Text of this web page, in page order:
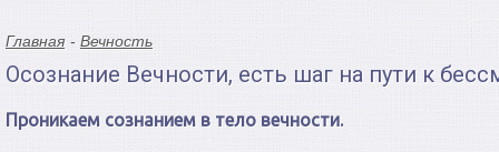
Главная Вечность
Осознание Вечности, есть шаг на пути к
Проникаем сознанием в тело вечности.